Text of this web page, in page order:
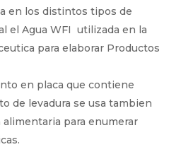
en los distintos tipos de
el Agua WFI utilizada en la
para elaborar Productos
en placa que contiene
de levadura se usa tambien
para enumerar